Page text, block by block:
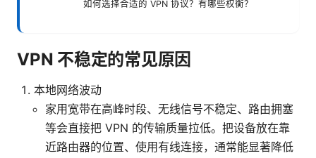
如何选择合适的 VPN 协议？有哪些权衡？
VPN 不稳定的常见原因
本地网络波动
家用宽带在高峰时段、无线信号不稳定、路由拥塞
等会直接把 VPN 的传输质量拉低。把设备放在靠
近路由器的位置、使用有线连接，通常能显著降低